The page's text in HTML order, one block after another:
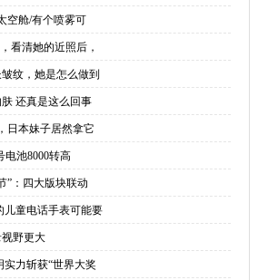
空舱/有个喷雾可
看清她的近照后，
纹，她是怎么做到
还真是这么回事
日本妹子居然拿它
电池8000转高
”：四大版块联动
儿童电话手表可能要
野更大
力斩获“世界大奖